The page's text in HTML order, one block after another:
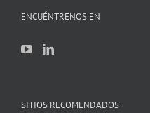
ENCUÉNTRENOS EN
SITIOS RECOMENDADOS